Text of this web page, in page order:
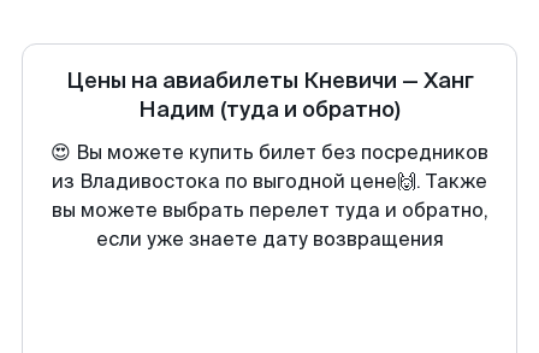
Цены на авиабилеты Кневичи — Ханг
Надим (туда и обратно)
😍 Вы можете купить билет без посредников
из Владивостока по выгодной цене🙌. Также
вы можете выбрать перелет туда и обратно,
если уже знаете дату возвращения